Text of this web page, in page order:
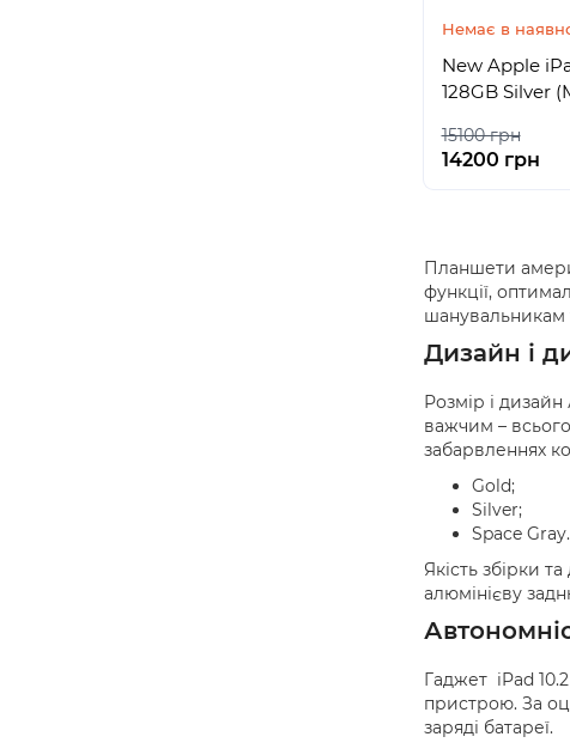
Немає в
New Apple
128GB Silver
15100 грн
14200 грн
Планшети
функції,
шанувальникам
Дизайн і
Розмір і
важчим –
забарвленнях
Gold;
Silver;
Space Gray.
Якість збірки
алюмінієву
Гаджет iPad
пристрою. За
заряді батареї.